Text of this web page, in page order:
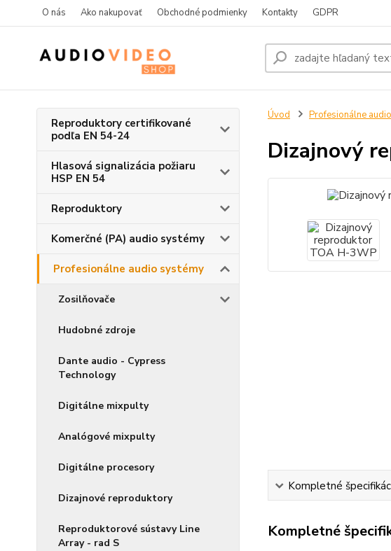
O nás Ako nakupovať Obchodné podmienky Kontakty GDPR
Reproduktory certifikované
podľa EN 54-24
Hlasová signalizácia požiaru
HSP EN 54
Reproduktory
Komerčné (PA) audio systémy
Profesionálne audio systémy
Zosilňovače
Hudobné zdroje
Dante audio - Cypress
Technology
Digitálne mixpulty
Analógové mixpulty
Digitálne procesory
Dizajnové reproduktory
Reproduktorové sústavy Line
Array - rad S
Úvod Profesionálne
Dizajnový
Kompletné
Kompletné